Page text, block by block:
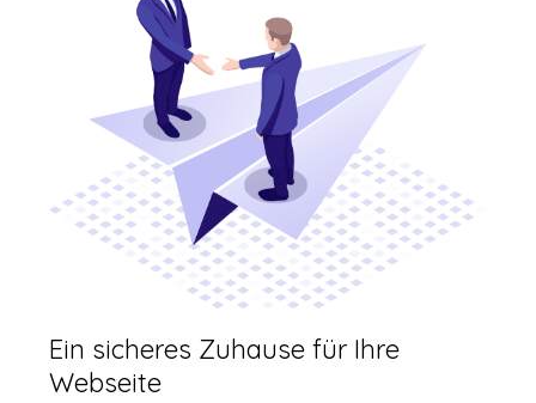
Ein sicheres Zuhause für Ihre
Webseite